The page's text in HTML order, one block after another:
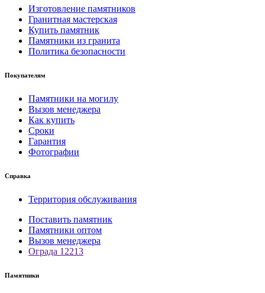
Изготовление памятников
Гранитная мастерская
Купить памятник
Памятники из гранита
Политика безопасности
Покупателям
Памятники на могилу
Вызов менеджера
Как купить
Сроки
Гарантия
Фотографии
Справка
Территория обслуживания
Поставить памятник
Памятники оптом
Вызов менеджера
Ограда 12213
Памятники